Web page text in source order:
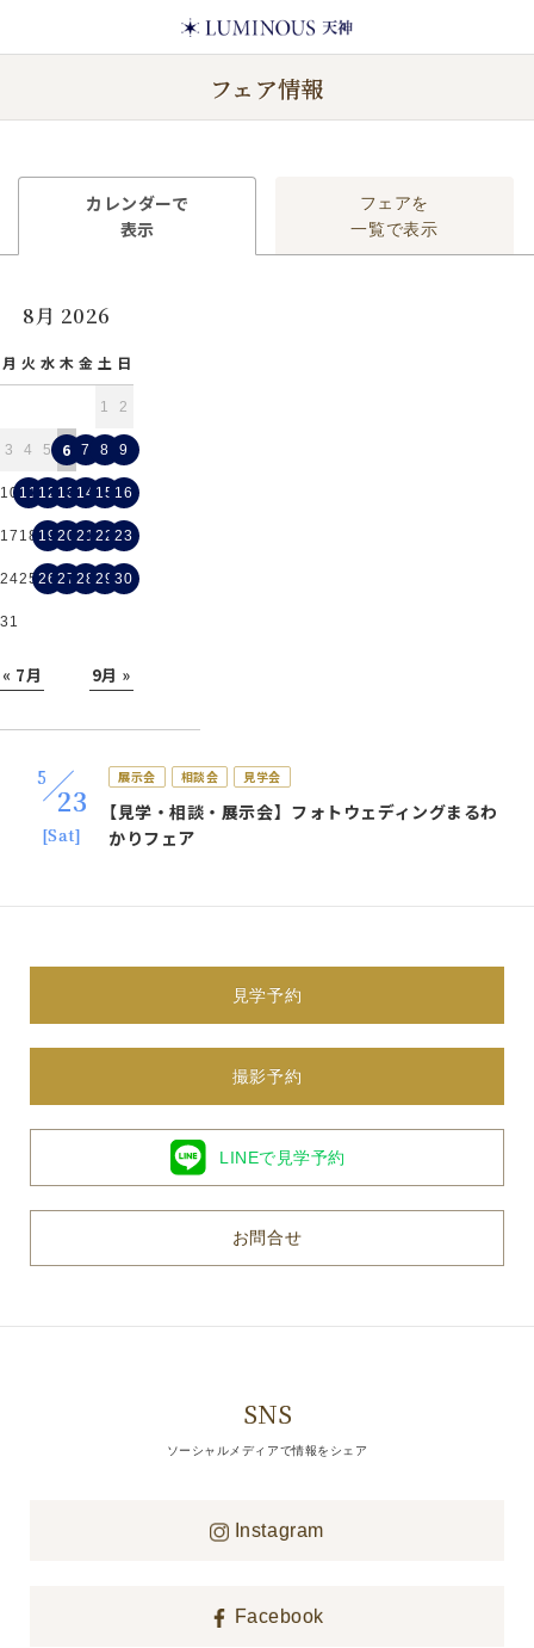
フェア情報
カレンダーで
表示
フェアを
一覧で表示
8月 2026
月 火 水 木 金 土 日
1 2
3 4 5 6 7 8 9
10 11 12 13 14 15 16
17 18 19 20 21 22 23
2425 26 27 28 29 30
31
« 7月 9月 »
5
23
[Sat]
展示会 相談会 見学会
【見学・相談・展示会】フォトウェディングまるわ
かりフェア
23
[Sat]
見学会
見学予約
撮影予約
LINEで見学予約
お問合せ
SNS
ソーシャルメディアで情報をシェア
Instagram
Facebook